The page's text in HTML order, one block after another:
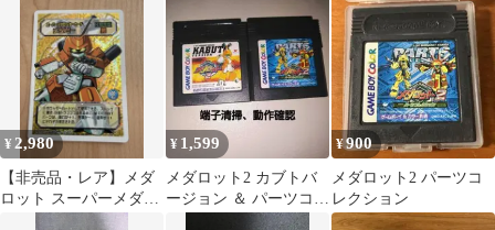
ムボーイ
マル
¥ 2,980
【非売品・レア】メダ
ロット スーパーメダロ
ッターカード メタビー
¥ 1,599
メダロット2 カブトバ
ージョン ＆ パーツコレ
クション 2本セット
¥900
メダロット2 パーツコ
レクション